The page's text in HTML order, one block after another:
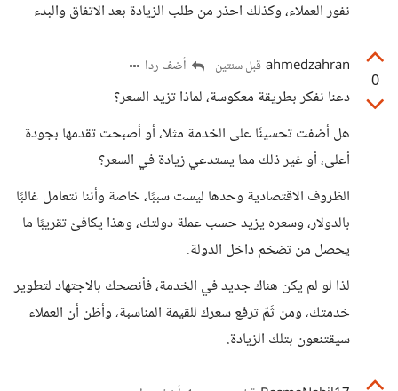
نفور العملاء، وكذلك احذر من طلب الزيادة بعد الاتفاق والبدء
0
ahmedzahran قبل سنتين أضف ردا
دعنا نفكر بطريقة معكوسة، لماذا تزيد السعر؟
هل أضفت تحسينًا على الخدمة مثلا، أو أصبحت تقدمها بجودة
أعلى، أو غير ذلك مما يستدعي زيادة في السعر؟
الظروف الاقتصادية وحدها ليست سببًا، خاصة وأننا نتعامل غالبًا
بالدولار، وسعره يزيد حسب عملة دولتك، وهذا يكافئ تقريبًا ما
يحصل من تضخم داخل الدولة.
لذا لو لم يكن هناك جديد في الخدمة، فأنصحك بالاجتهاد لتطوير
خدمتك، ومن ثَمّ ترفع سعرك للقيمة المناسبة، وأظن أن العملاء
سيقتنعون بتلك الزيادة.